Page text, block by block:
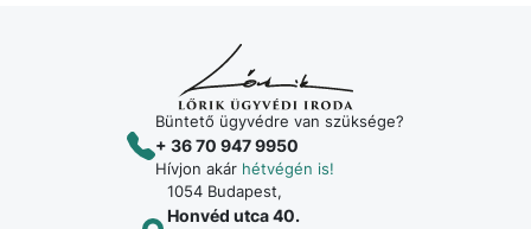
Büntető ügyvédre van szüksége?
+ 36 70 947 9950
Hívjon akár hétvégén is!
1054 Budapest,
Honvéd utca 40.